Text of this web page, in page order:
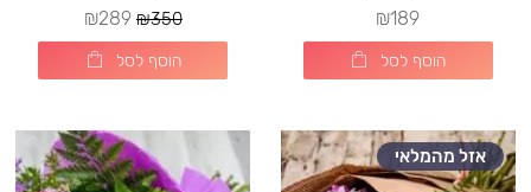
₪189
הוסף לסל
₪350
₪289
הוסף לסל
אזל מהמלאי